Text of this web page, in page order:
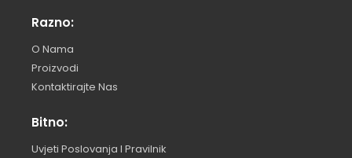
Razno:
O Nama
Proizvodi
Kontaktirajte Nas
Bitno:
Uvjeti Poslovanja I Pravilnik